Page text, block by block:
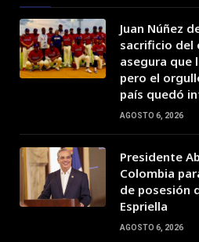
Juan Núñez
sacrificio del
asegura que
pero el
país quedó
AGOSTO 6, 2026
Presidente
Colombia
de posesión
Espriella
AGOSTO 6, 2026